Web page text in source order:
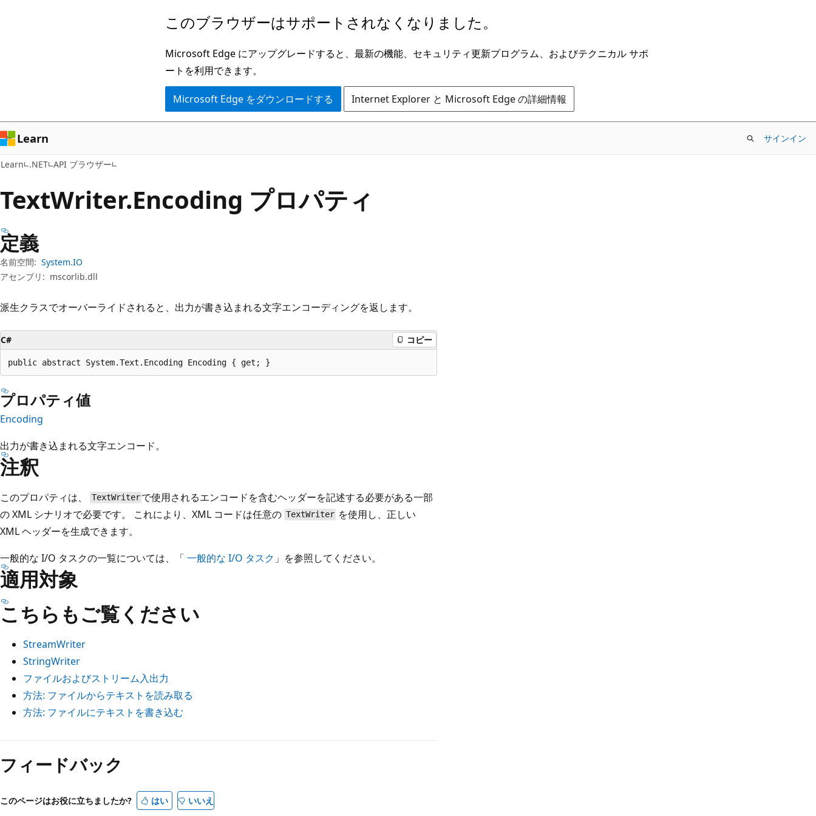
ン
ツ
に
ス
ッ
ゲ
ー
シ
ョ
に
キ
ッ
プ
このブラウザーはサポートされなくなりました。
Microsoft Edge にアップグレードすると、最新の機能、セキュリティ更新プログラム、およびテクニカル サポ
ートを利用できます。
Microsoft Edge をダウンロードする Internet Explorer と Microsoft Edge の詳細情報
Learn サインイン
Learn .NET API ブラウザー
TextWriter.Encoding プロパティ
定義
名前空間: System.IO
アセンブリ: mscorlib.dll
派生クラスでオーバーライドされると、出力が書き込まれる文字エンコーディングを返します。
C# コピー
public abstract System.Text.Encoding Encoding { get; }
プロパティ値
Encoding
出力が書き込まれる文字エンコード。
注釈
このプロパティは、 TextWriter で使用されるエンコードを含むヘッダーを記述する必要がある一部
の XML シナリオで必要です。 これにより、XML コードは任意の TextWriter を使用し、正しい
XML ヘッダーを生成できます。
一般的な I/O タスクの一覧については、「 一般的な I/O タスク 」を参照してください。
適用対象
こちらもご覧ください
StreamWriter
StringWriter
ファイルおよびストリーム入出力
方法: ファイルからテキストを読み取る
方法: ファイルにテキストを書き込む
読
取
モ
フィードバック
このページはお役に立ちましたか? はい いいえ